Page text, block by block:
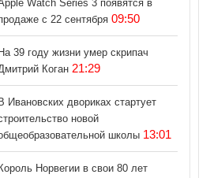
Watch Series 3 появятся в
с 22 сентября 09:50
На 39 году жизни умер скрипач
Коган 21:29
В Ивановских двориках стартует
новой
школы 13:01
Король Норвегии в свои 80 лет